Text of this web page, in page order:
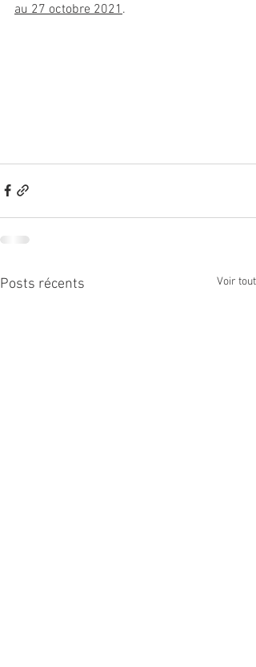
au 27 octobre 2021 .
Posts récents Voir tout